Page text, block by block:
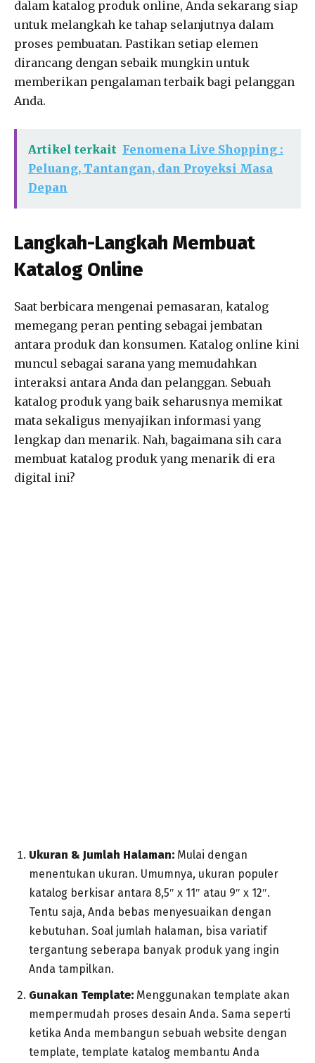
dalam katalog produk online, Anda sekarang siap
untuk melangkah ke tahap selanjutnya dalam
proses pembuatan. Pastikan setiap elemen
dirancang dengan sebaik mungkin untuk
memberikan pengalaman terbaik bagi pelanggan
Anda.
Artikel terkait Fenomena Live Shopping :
Peluang, Tantangan, dan Proyeksi Masa
Depan
Langkah-Langkah Membuat
Katalog Online
Saat berbicara mengenai pemasaran, katalog
memegang peran penting sebagai jembatan
antara produk dan konsumen. Katalog online kini
muncul sebagai sarana yang memudahkan
interaksi antara Anda dan pelanggan. Sebuah
katalog produk yang baik seharusnya memikat
mata sekaligus menyajikan informasi yang
lengkap dan menarik. Nah, bagaimana sih cara
membuat katalog produk yang menarik di era
digital ini?
Ukuran & Jumlah Halaman: Mulai dengan
menentukan ukuran. Umumnya, ukuran populer
katalog berkisar antara 8,5″ x 11″ atau 9″ x 12″.
Tentu saja, Anda bebas menyesuaikan dengan
kebutuhan. Soal jumlah halaman, bisa variatif
tergantung seberapa banyak produk yang ingin
Anda tampilkan.
Gunakan Template: Menggunakan template akan
mempermudah proses desain Anda. Sama seperti
ketika Anda membangun sebuah website dengan
template, template katalog membantu Anda